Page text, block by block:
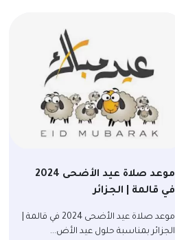
موعد صلاة عيد الأضحى 2024
في قالمة | الجزائر
موعد صلاة عيد الأضحى 2024 في قالمة |
الجزائر بمناسبة حلول عيد الأض...